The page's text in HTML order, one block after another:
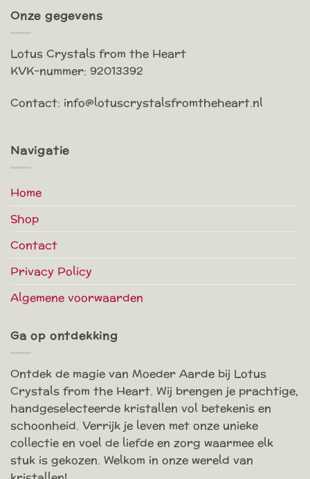
Onze gegevens
Lotus Crystals from the Heart
KVK-nummer: 92013392
Contact: info@lotuscrystalsfromtheheart.nl
Navigatie
Home
Shop
Contact
Privacy Policy
Algemene voorwaarden
Ga op ontdekking
Ontdek de magie van Moeder Aarde bij Lotus
Crystals from the Heart. Wij brengen je prachtige,
handgeselecteerde kristallen vol betekenis en
schoonheid. Verrijk je leven met onze unieke
collectie en voel de liefde en zorg waarmee elk
stuk is gekozen. Welkom in onze wereld van